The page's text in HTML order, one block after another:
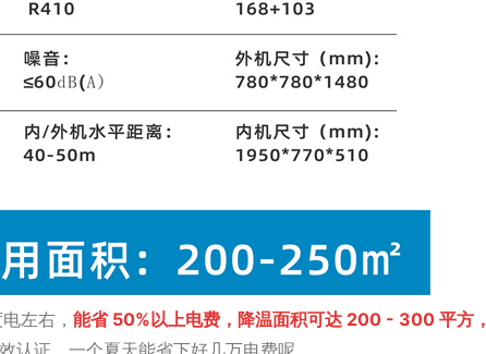
左右， 能省 50%以上电费，降温面积可达 200 - 300 平方，
证，一个夏天能省下好几万电费呢。